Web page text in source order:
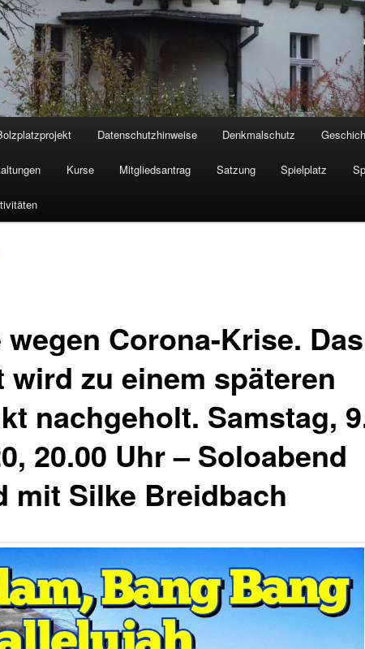
Datenschutzhinweise Denkmalschutz
Kurse Mitgliedsantrag Satzung Spielplatz
Corona-Krise. Das
wird zu einem späteren
nachgeholt. Samstag,
20.00 Uhr – Soloabend
mit Silke Breidbach